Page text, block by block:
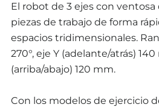
El robot de 3 ejes con
piezas de trabajo de forma
espacios tridimensionales.
270°, eje Y (adelante/atrás)
(arriba/abajo) 120 mm.
Con los modelos de ejercicio